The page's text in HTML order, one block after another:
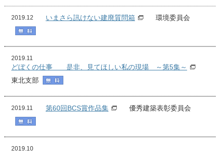
2019.12 いまさら訊けない建廃質問箱 環境委員会
2019.11
どぼくの仕事 是非、見てほしい私の現場 ～第5集～
東北支部
2019.11 第60回BCS賞作品集 優秀建築表彰委員会
2019.10